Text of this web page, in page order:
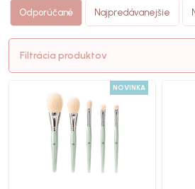
Odporúčané Najpredávanejšie
Filtrácia produktov
NOVINKA